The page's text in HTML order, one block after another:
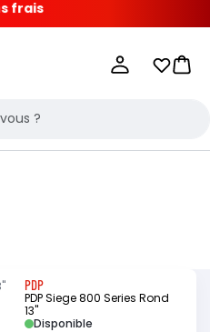
Mes
PDP
PDP Siege 800 Series Rond
13"
Disponible